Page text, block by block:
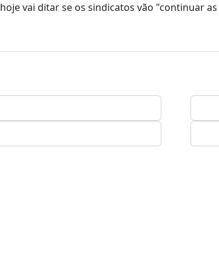
vai ditar se os sindicatos vão "continuar